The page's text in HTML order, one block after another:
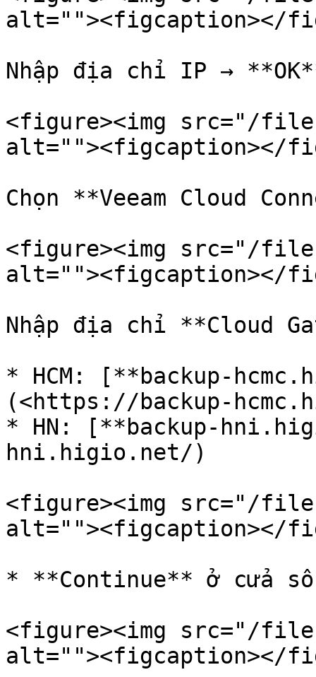
alt=""><figcaption></
Nhập địa chỉ IP →
<figure><img src="/files/
alt=""><figcaption></
Chọn **Veeam Cloud
<figure><img src="/files/
alt=""><figcaption></
Nhập địa chỉ **Cloud
* HCM: [**backup-
(<https://backup-
* HN: [**backup-
hni.higio.net/)
<figure><img src="/files/
alt=""><figcaption></
* **Continue** ở cửa
<figure><img src="/files/
alt=""><figcaption></